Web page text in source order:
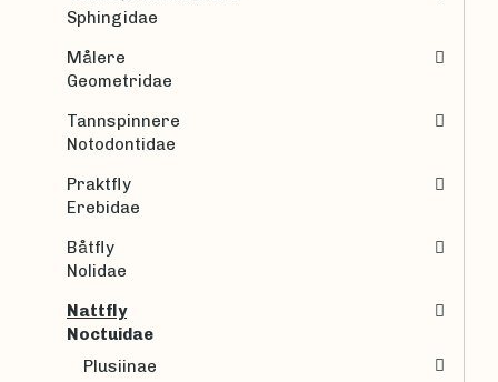
Sphingidae
Målere
Geometridae
Tannspinnere
Notodontidae
Praktfly
Erebidae
Båtfly
Nolidae
Nattfly
Noctuidae
Plusiinae